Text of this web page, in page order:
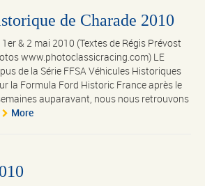
de Charade 2010
& 2 mai 2010 (Textes de Régis Prévost
www.photoclassicracing.com) LE
de la Série FFSA Véhicules Historiques
la Formula Ford Historic France après le
auparavant, nous nous retrouvons
More